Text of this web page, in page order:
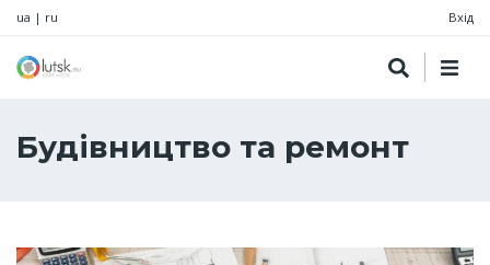
ua | ru Вхід
Будівництво та ремонт